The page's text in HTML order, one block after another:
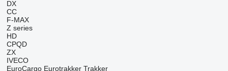
DX
CC
F-MAX
Z series
HD
CPQD
ZX
IVECO
EuroCargo Eurotrakker Trakker